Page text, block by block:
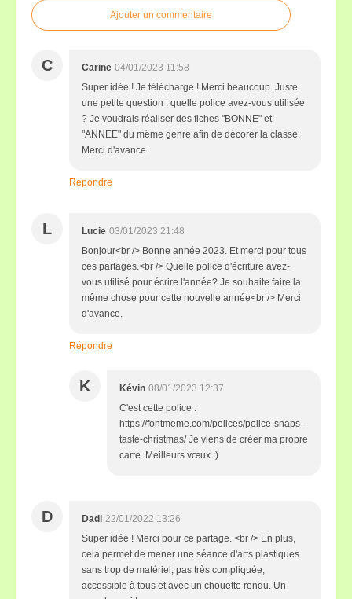
Ajouter un commentaire
C Carine 04/01/2023 11:58
Super idée ! Je télécharge ! Merci beaucoup. Juste
une petite question : quelle police avez-vous utilisée
? Je voudrais réaliser des fiches "BONNE" et
"ANNEE" du même genre afin de décorer la classe.
Merci d'avance
Répondre
L Lucie 03/01/2023 21:48
Bonjour<br /> Bonne année 2023. Et merci pour tous
ces partages.<br /> Quelle police d'écriture avez-
vous utilisé pour écrire l'année? Je souhaite faire la
même chose pour cette nouvelle année<br /> Merci
d'avance.
Répondre
K Kévin 08/01/2023 12:37
C'est cette police :
https://fontmeme.com/polices/police-snaps-
taste-christmas/ Je viens de créer ma propre
carte. Meilleurs vœux :)
D Dadi 22/01/2022 13:26
Super idée ! Merci pour ce partage. <br /> En plus,
cela permet de mener une séance d'arts plastiques
sans trop de matériel, pas très compliquée,
accessible à tous et avec un chouette rendu. Un